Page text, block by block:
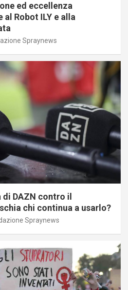
ed eccellenza
al Robot ILY e alla
Spraynews
DAZN contro il
chi continua a usarlo?
Spraynews